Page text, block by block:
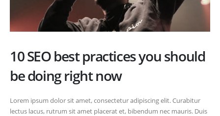
10 SEO best practices you should
be doing right now
Lorem ipsum dolor sit amet, consectetur adipiscing elit. Curabitur
lectus lacus, rutrum sit amet placerat et, bibendum nec mauris. Duis